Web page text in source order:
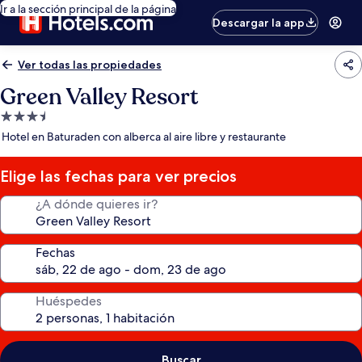
Ir a la sección principal de la página
Descargar la app
Ver todas las propiedades
Green Valley Resort
Propiedad
de
estrellas
Hotel en Baturaden con alberca al aire libre y restaurante
Elige las fechas para ver precios
¿A dónde quieres ir?
Fechas
Huéspedes